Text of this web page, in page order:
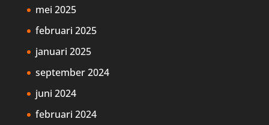
mei 2025
februari 2025
januari 2025
september 2024
juni 2024
februari 2024